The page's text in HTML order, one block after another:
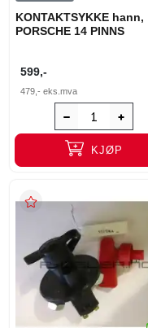
KONTAKTSYKKE hann,
PORSCHE 14 PINNS
599,-
479,- eks.mva
KJØP